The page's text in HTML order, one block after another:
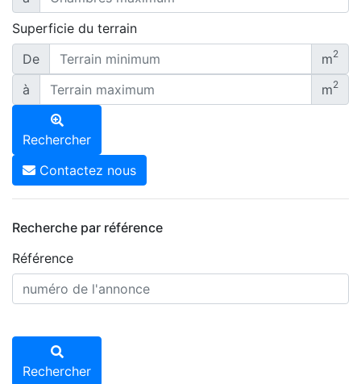
Superficie du terrain
De
m2
à m2
Rechercher
Contactez nous
Recherche par référence
Référence
Rechercher